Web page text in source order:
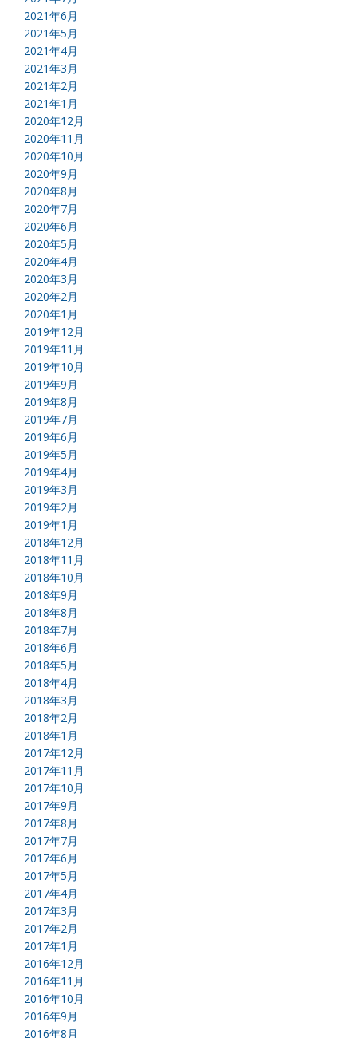
2021年6月
2021年5月
2021年4月
2021年3月
2021年2月
2021年1月
2020年12月
2020年11月
2020年10月
2020年9月
2020年8月
2020年7月
2020年6月
2020年5月
2020年4月
2020年3月
2020年2月
2020年1月
2019年12月
2019年11月
2019年10月
2019年9月
2019年8月
2019年7月
2019年6月
2019年5月
2019年4月
2019年3月
2019年2月
2019年1月
2018年12月
2018年11月
2018年10月
2018年9月
2018年8月
2018年7月
2018年6月
2018年5月
2018年4月
2018年3月
2018年2月
2018年1月
2017年12月
2017年11月
2017年10月
2017年9月
2017年8月
2017年7月
2017年6月
2017年5月
2017年4月
2017年3月
2017年2月
2017年1月
2016年12月
2016年11月
2016年10月
2016年9月
2016年8月